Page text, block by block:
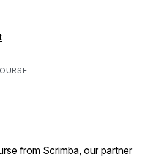
from Scrimba, our partner